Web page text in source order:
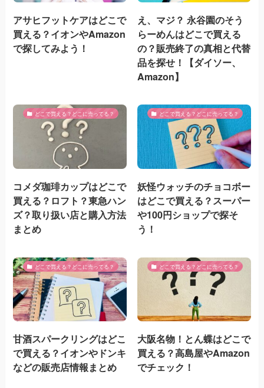
アサヒフットケアはどこで
買える？イオンやAmazon
で探してみよう！
え、マジ？ 永谷園のそう
らーめんはどこで買える
の？販売終了の真相と代替
品を探せ！【ダイソー、
Amazon】
どこで買える？どこに売ってる？
コメダ珈琲カップはどこで
買える？ロフト？東急ハン
ズ？取り扱い店と購入方法
まとめ
どこで買える？どこに売ってる？
妖怪ウォッチのチョコボー
はどこで買える？スーパー
や100円ショップで探そ
う！
どこで買える？どこに売ってる？
甘酒スパークリングはどこ
で買える？イオンやドンキ
などの販売店情報まとめ
どこで買える？どこに売ってる？
大阪名物！とん蝶はどこで
買える？高島屋やAmazon
でチェック！